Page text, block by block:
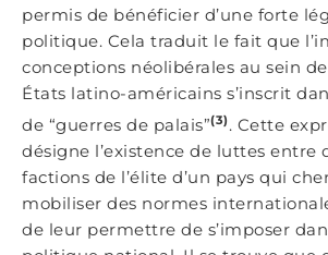
permis de bénéficier d’une forte
politique. Cela traduit le fait que
conceptions néolibérales au sein
États latino-américains s’inscrit
de “guerres de palais”(3) . Cette
désigne l’existence de luttes entre
factions de l’élite d’un pays qui
mobiliser des normes
de leur permettre de s’imposer